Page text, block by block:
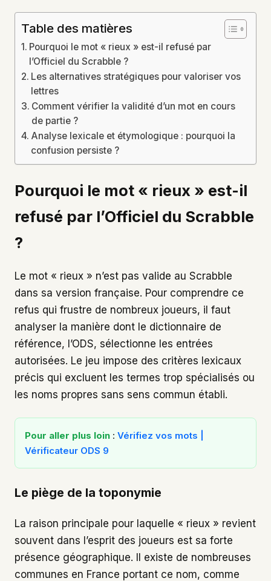
Table des matières
Pourquoi le mot « rieux » est-il refusé par
l’Officiel du Scrabble ?
Les alternatives stratégiques pour valoriser vos
lettres
Comment vérifier la validité d’un mot en cours
de partie ?
Analyse lexicale et étymologique : pourquoi la
confusion persiste ?
Pourquoi le mot « rieux » est-il
refusé par l’Officiel du Scrabble
?
Le mot « rieux » n’est pas valide au Scrabble
dans sa version française. Pour comprendre ce
refus qui frustre de nombreux joueurs, il faut
analyser la manière dont le dictionnaire de
référence, l’ODS, sélectionne les entrées
autorisées. Le jeu impose des critères lexicaux
précis qui excluent les termes trop spécialisés ou
les noms propres sans sens commun établi.
Pour aller plus loin : Vérifiez vos mots |
Vérificateur ODS 9
Le piège de la toponymie
La raison principale pour laquelle « rieux » revient
souvent dans l’esprit des joueurs est sa forte
présence géographique. Il existe de nombreuses
communes en France portant ce nom, comme